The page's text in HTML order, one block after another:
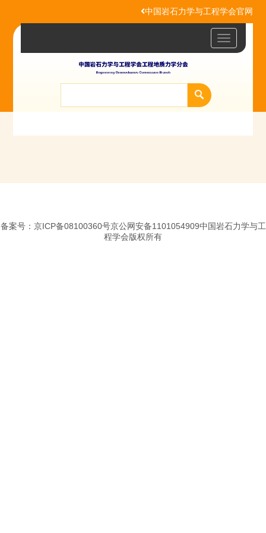
中国岩石力学与工程学会官网
Toggle
备案号：京ICP备08100360号京公网安备1101054909中国岩石力学与工
程学会版权所有